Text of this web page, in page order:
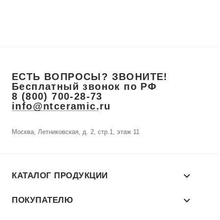
ЕСТЬ ВОПРОСЫ? ЗВОНИТЕ!
Бесплатный звонок по РФ
8 (800) 700-28-73
info@ntceramic.ru
Москва, Летниковская, д. 2, стр.1, этаж 11
КАТАЛОГ ПРОДУКЦИИ
ПОКУПАТЕЛЮ